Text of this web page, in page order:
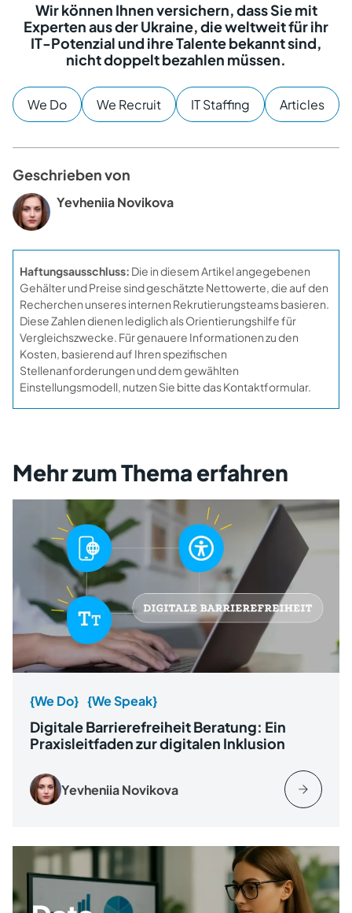
Wir können Ihnen versichern, dass Sie mit
Experten aus der Ukraine, die weltweit für ihr
IT-Potenzial und ihre Talente bekannt sind,
nicht doppelt bezahlen müssen.
We Do We Recruit IT Staffing Articles
Geschrieben von
Yevheniia Novikova
Haftungsausschluss: Die in diesem Artikel angegebenen
Gehälter und Preise sind geschätzte Nettowerte, die auf den
Recherchen unseres internen Rekrutierungsteams basieren.
Diese Zahlen dienen lediglich als Orientierungshilfe für
Vergleichszwecke. Für genauere Informationen zu den
Kosten, basierend auf Ihren spezifischen
Stellenanforderungen und dem gewählten
Einstellungsmodell, nutzen Sie bitte das Kontaktformular.
Mehr zum Thema erfahren
{We Do} {We Speak}
Digitale Barrierefreiheit Beratung: Ein
Praxisleitfaden zur digitalen Inklusion
Yevheniia Novikova